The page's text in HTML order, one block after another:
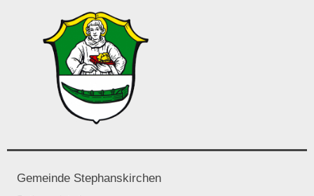
Gemeinde Stephanskirchen